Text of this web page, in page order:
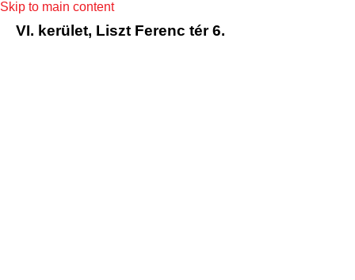
Skip to main content
VI. kerület, Liszt Ferenc tér 6.